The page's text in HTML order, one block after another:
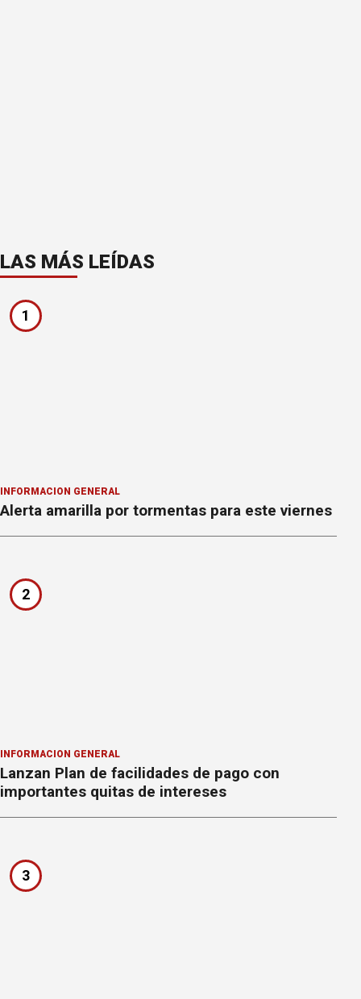
LAS MÁS LEÍDAS
1
INFORMACION GENERAL
Alerta amarilla por tormentas para este viernes
2
INFORMACION GENERAL
Lanzan Plan de facilidades de pago con
importantes quitas de intereses
3